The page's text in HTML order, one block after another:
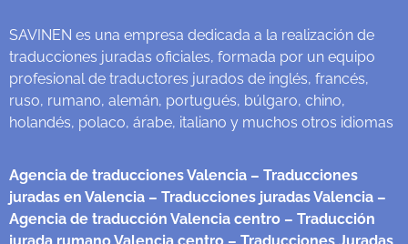
SAVINEN es una empresa dedicada a la realización de
traducciones juradas oficiales, formada por un equipo
profesional de traductores jurados de inglés, francés,
ruso, rumano, alemán, portugués, búlgaro, chino,
holandés, polaco, árabe, italiano y muchos otros idiomas
Agencia de traducciones Valencia – Traducciones
juradas en Valencia – Traducciones juradas Valencia –
Agencia de traducción Valencia centro – Traducción